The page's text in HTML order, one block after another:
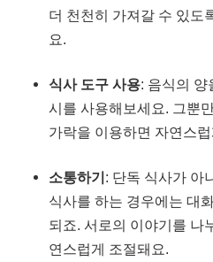
더 천천히 가져갈 수 있도
요.
식사 도구 사용: 음식의 양
시를 사용해보세요. 그뿐
가락을 이용하면 자연스
소통하기 : 단독 식사가 아
식사를 하는 경우에는 대
되죠. 서로의 이야기를 나
연스럽게 조절돼요.